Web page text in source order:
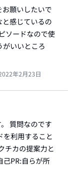
願いしたいで
感じているの
ソードなので使
いいところ
年2月23日
質問なのです
を利用すること
チカの提案力と
己PR:自らが所